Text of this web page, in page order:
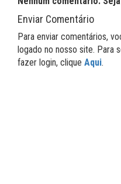
Enviar Comentário
Para enviar comentários,
logado no nosso site. Para
fazer login, clique Aqui.